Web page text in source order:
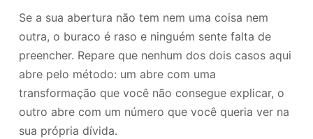
Se a sua abertura não tem nem uma coisa nem
outra, o buraco é raso e ninguém sente falta de
preencher. Repare que nenhum dos dois casos aqui
abre pelo método: um abre com uma
transformação que você não consegue explicar, o
outro abre com um número que você queria ver na
sua própria dívida.